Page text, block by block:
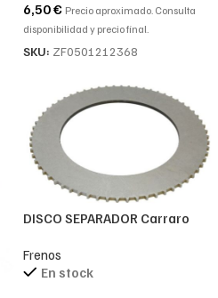
6,50€ Precio aproximado. Consulta
disponibilidad y precio final.
SKU: ZF0501212368
DISCO SEPARADOR Carraro
Frenos
En stock